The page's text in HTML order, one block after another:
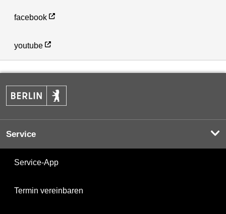
facebook
youtube
Service
Service-App
Termin vereinbaren